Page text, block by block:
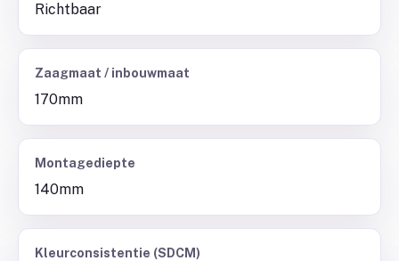
Richtbaar
Zaagmaat / inbouwmaat
170mm
Montagediepte
140mm
Kleurconsistentie (SDCM)